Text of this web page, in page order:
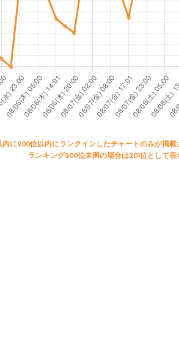
内に200位以内にランクインしたチャートのみが掲載
ランキング200位未満の場合は201位として表